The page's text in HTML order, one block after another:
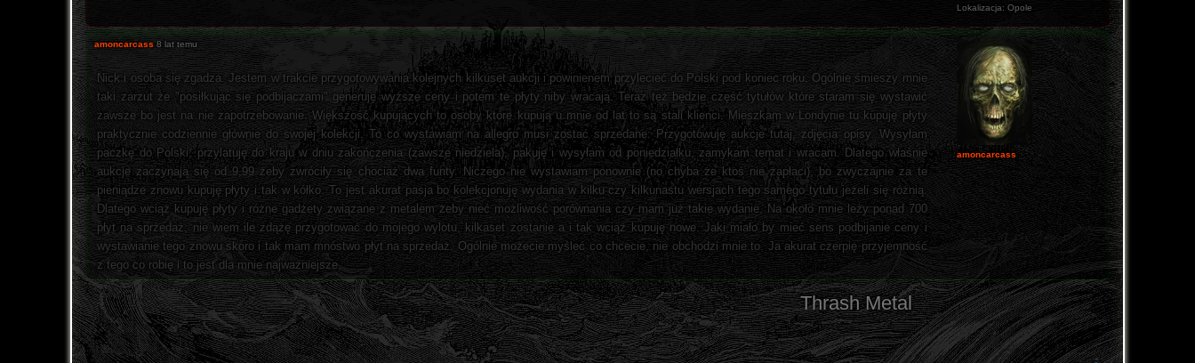
Lokalizacja: Opole
amoncarcass
amoncarcass 8 lat temu
Nick i osoba się zgadza. Jestem w trakcie przygotowywania kolejnych kilkuset aukcji i powinienem przylecieć do Polski pod koniec roku. Ogólnie śmieszy mnie
taki zarzut że "posiłkując się podbijaczami" generuję wyższe ceny i potem te płyty niby wracają. Teraz też będzie część tytułów które staram się wystawić
zawsze bo jest na nie zapotrzebowanie. Większość kupujących to osoby które kupują u mnie od lat to są stali klienci. Mieszkam w Londynie tu kupuję płyty
praktycznie codziennie głównie do swojej kolekcji. To co wystawiam na allegro musi zostać sprzedane. Przygotowuję aukcje tutaj, zdjęcia opisy. Wysyłam
paczkę do Polski, przylatuję do kraju w dniu zakończenia (zawsze niedziela), pakuję i wysyłam od poniedziałku, zamykam temat i wracam. Dlatego właśnie
aukcje zaczynają się od 9,99 żeby zwróciły się chociaż dwa funty. Niczego nie wystawiam ponownie (no chyba że ktoś nie zapłaci), bo zwyczajnie za te
pieniądze znowu kupuję płyty i tak w kółko. To jest akurat pasja bo kolekcjonuję wydania w kilku czy kilkunastu wersjach tego samego tytułu jeżeli się różnią.
Dlatego wciąż kupuję płyty i różne gadżety związane z metalem żeby nieć możliwość porównania czy mam już takie wydanie. Na około mnie leży ponad 700
płyt na sprzedaż, nie wiem ile zdążę przygotować do mojego wylotu, kilkaset zostanie a i tak wciąż kupuję nowe. Jaki miało by mieć sens podbijanie ceny i
wystawianie tego znowu skoro i tak mam mnóstwo płyt na sprzedaż. Ogólnie możecie myśleć co chcecie, nie obchodzi mnie to. Ja akurat czerpię przyjemność
z tego co robię i to jest dla mnie najważniejsze.
Thrash Metal